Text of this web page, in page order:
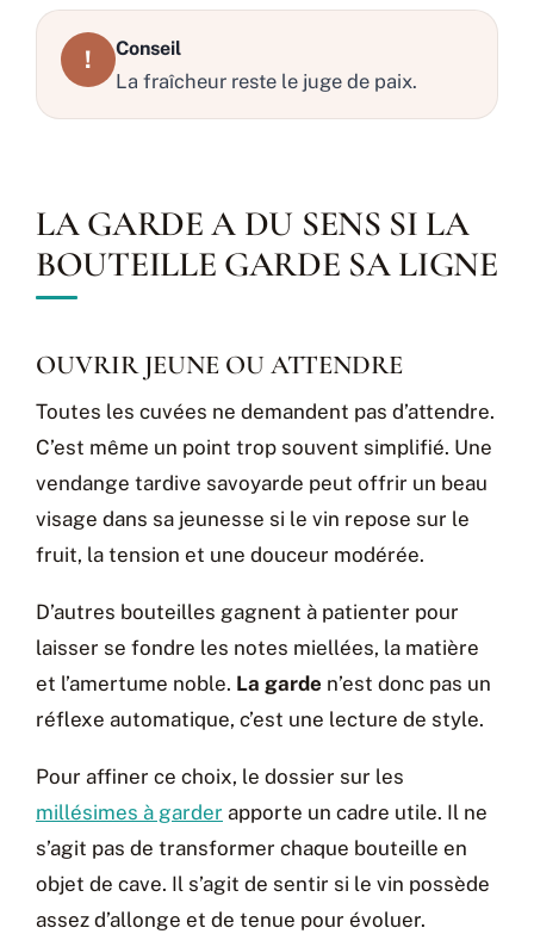
! Conseil
La fraîcheur reste le juge de paix.
LA GARDE A DU SENS SI LA
BOUTEILLE GARDE SA LIGNE
OUVRIR JEUNE OU ATTENDRE
Toutes les cuvées ne demandent pas d’attendre.
C’est même un point trop souvent simplifié. Une
vendange tardive savoyarde peut offrir un beau
visage dans sa jeunesse si le vin repose sur le
fruit, la tension et une douceur modérée.
D’autres bouteilles gagnent à patienter pour
laisser se fondre les notes miellées, la matière
et l’amertume noble. La garde n’est donc pas un
réflexe automatique, c’est une lecture de style.
Pour affiner ce choix, le dossier sur les
millésimes à garder apporte un cadre utile. Il ne
s’agit pas de transformer chaque bouteille en
objet de cave. Il s’agit de sentir si le vin possède
assez d’allonge et de tenue pour évoluer.